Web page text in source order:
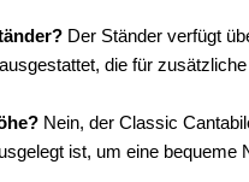
Der Ständer verfügt
die für
Nein, der Classic
ist, um eine bequeme